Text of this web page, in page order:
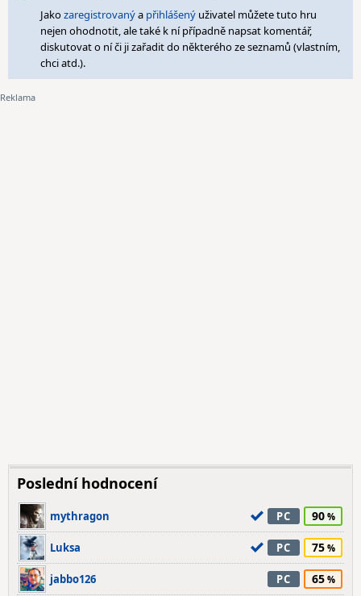
Jakozaregistrovanýa přihlášený uživatel můžete tuto hru
nejen ohodnotit, ale také k ní případně napsat komentář,
diskutovat o ní či ji zařadit do některého ze seznamů (vlastním,
chci atd.).
Poslední hodnocení
mythragon PC 90
Luksa PC 75
jabbo126 PC 65